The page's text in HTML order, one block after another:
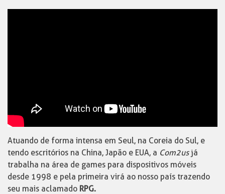
Atuando de forma intensa em Seul, na Coreia do Sul, e
tendo escritórios na China, Japão e EUA, a Com2usjá
trabalha na área de games para dispositivos móveis
desde 1998 e pela primeira virá ao nosso país trazendo
seu mais aclamado RPG.